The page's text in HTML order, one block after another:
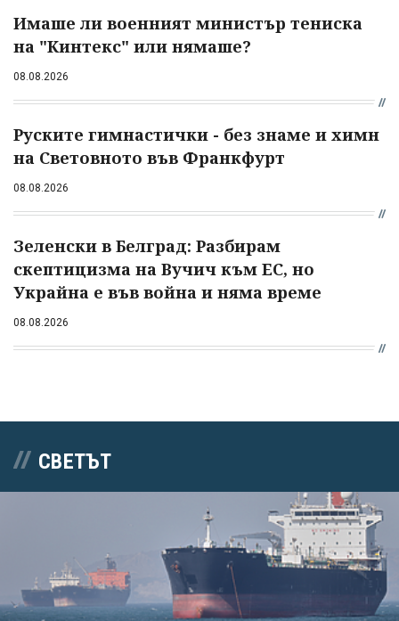
Имаше ли военният министър тениска
на "Кинтекс" или нямаше?
08.08.2026
Руските гимнастички - без знаме и химн
на Световното във Франкфурт
08.08.2026
Зеленски в Белград: Разбирам
скептицизма на Вучич към ЕС, но
Украйна е във война и няма време
08.08.2026
СВЕТЪТ